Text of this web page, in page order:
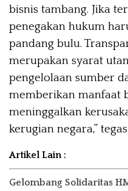
bisnis tambang. Jika
penegakan hukum
pandang bulu.
merupakan syarat
pengelolaan sumber
memberikan manfaat
meninggalkan
kerugian negara,”
Artikel Lain :
Gelombang Solidaritas